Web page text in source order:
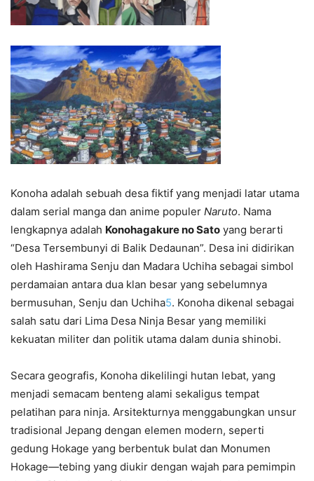
Konoha adalah sebuah desa fiktif yang menjadi latar utama
dalam serial manga dan anime populer Naruto. Nama
lengkapnya adalah Konohagakure no Sato yang berarti
“Desa Tersembunyi di Balik Dedaunan”. Desa ini didirikan
oleh Hashirama Senju dan Madara Uchiha sebagai simbol
perdamaian antara dua klan besar yang sebelumnya
bermusuhan, Senju dan Uchiha5. Konoha dikenal sebagai
salah satu dari Lima Desa Ninja Besar yang memiliki
kekuatan militer dan politik utama dalam dunia shinobi.
Secara geografis, Konoha dikelilingi hutan lebat, yang
menjadi semacam benteng alami sekaligus tempat
pelatihan para ninja. Arsitekturnya menggabungkan unsur
tradisional Jepang dengan elemen modern, seperti
gedung Hokage yang berbentuk bulat dan Monumen
Hokage—tebing yang diukir dengan wajah para pemimpin